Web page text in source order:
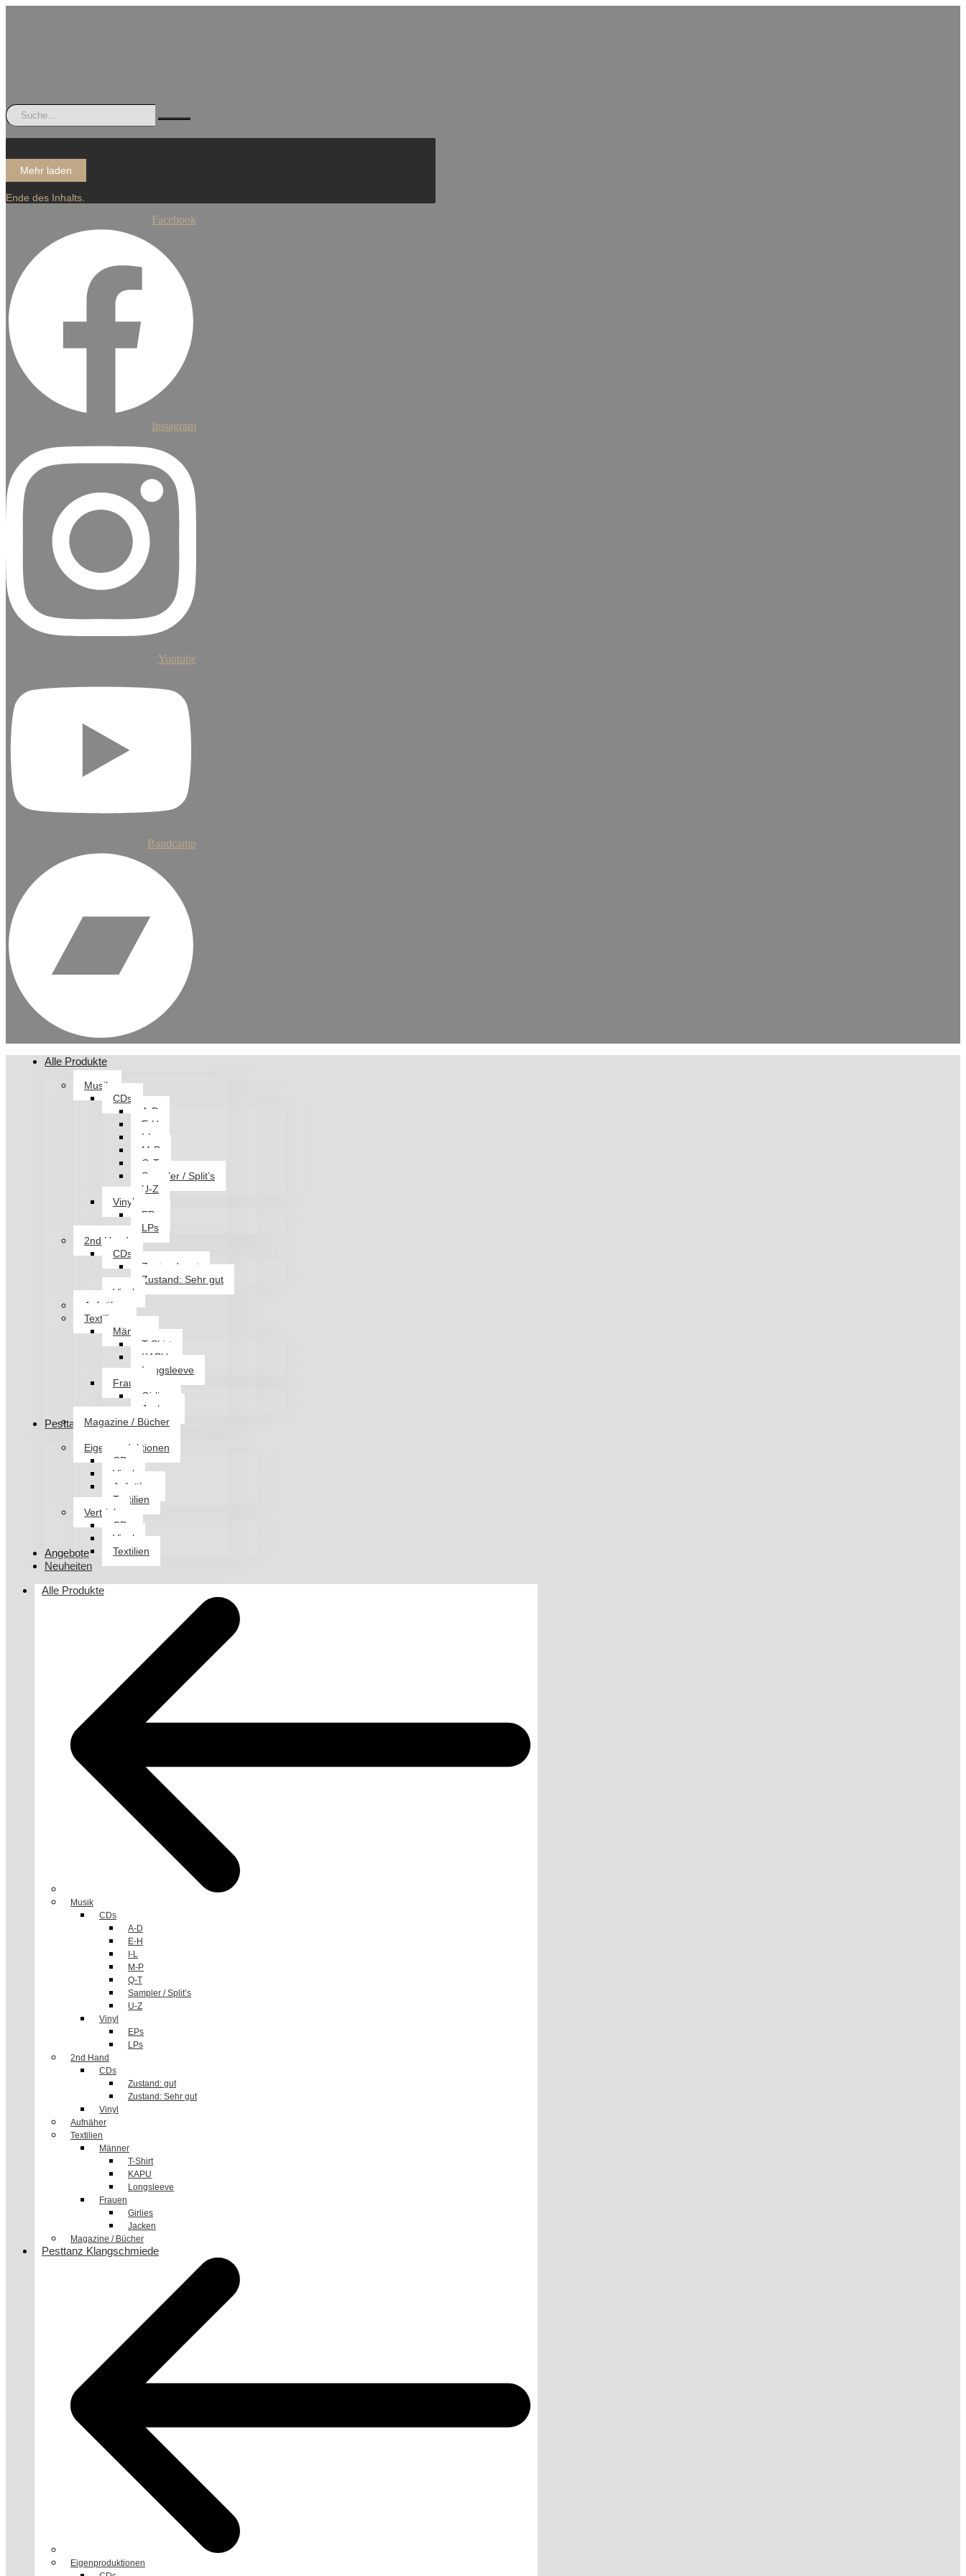
Mehr laden
Ende des Inhalts.
Facebook
Instagram
Youtube
Bandcamp
Alle Produkte
Musik
CDs
A-D
E-H
I-L
M-P
Q-T
Sampler / Split’s
U-Z
Vinyl
EPs
LPs
2nd Hand
CDs
Zustand: gut
Zustand: Sehr gut
Vinyl
Aufnäher
Textilien
Männer
T-Shirt
KAPU
Longsleeve
Frauen
Girlies
Jacken
Magazine / Bücher
Pesttanz Klangschmiede
Eigenproduktionen
CDs
Vinyl
Aufnäher
Textilien
Vertrieb
CDs
Vinyl
Textilien
Angebote
Neuheiten
Alle Produkte
Musik
CDs
A-D
E-H
I-L
M-P
Q-T
Sampler / Split’s
U-Z
Vinyl
EPs
LPs
2nd Hand
CDs
Zustand: gut
Zustand: Sehr gut
Vinyl
Aufnäher
Textilien
Männer
T-Shirt
KAPU
Longsleeve
Frauen
Girlies
Jacken
Magazine / Bücher
Pesttanz Klangschmiede
Eigenproduktionen